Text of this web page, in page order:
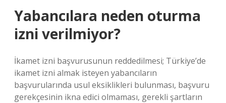
Yabancılara neden oturma
izni verilmiyor?
İkamet izni başvurusunun reddedilmesi; Türkiye’de
ikamet izni almak isteyen yabancıların
başvurularında usul eksiklikleri bulunması, başvuru
gerekçesinin ikna edici olmaması, gerekli şartların